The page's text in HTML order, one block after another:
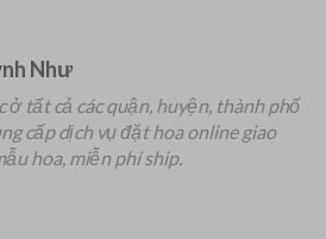
Như
ở tất cả các quận, huyện, thành phố
cấp dịch vụ đặt hoa online giao
hoa, miễn phí ship.